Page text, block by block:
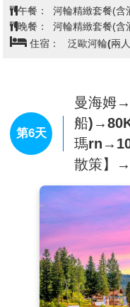
之間展現獨特城市魅
【岸上觀光:海德堡舊
世聞名的大學城【海
住宅如今已是一片
墟。漫步穿過迷人的
哥德式聖靈教堂和市
傍晚返回河輪，展開
添難忘回憶，隨後河
河航向史特拉斯堡，
浪漫夜晚。
午餐：
河輪精緻套餐(含
晚餐：
河輪精緻套餐(含
住宿：
泛歐河輪(兩
第6天
曼海姆
船
瑪
散策】